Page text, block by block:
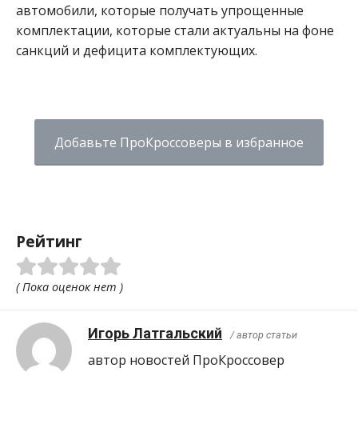
автомобили, которые получать упрощенные
комплектации, которые стали актуальны на фоне
санкций и дефицита комплектующих.
Добавьте ПроКроссоверы в избранное
Рейтинг
( Пока оценок нет )
Игорь Латгальский / автор статьи
автор новостей ПроКроcсовер